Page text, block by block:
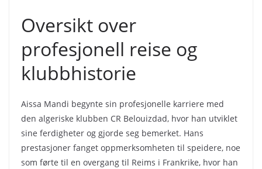
Oversikt over
profesjonell reise og
klubbhistorie
Aissa Mandi begynte sin profesjonelle karriere med
den algeriske klubben CR Belouizdad, hvor han utviklet
sine ferdigheter og gjorde seg bemerket. Hans
prestasjoner fanget oppmerksomheten til speidere, noe
som førte til en overgang til Reims i Frankrike, hvor han